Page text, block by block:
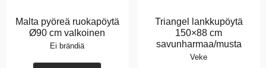
Malta pyöreä ruokapöytä
Ø90 cm valkoinen
Ei brändiä
Triangel lankkupöytä
150×88 cm
savunharmaa/musta
Veke